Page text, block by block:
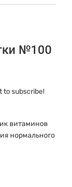
№100
to subscribe!
витаминов
нормального